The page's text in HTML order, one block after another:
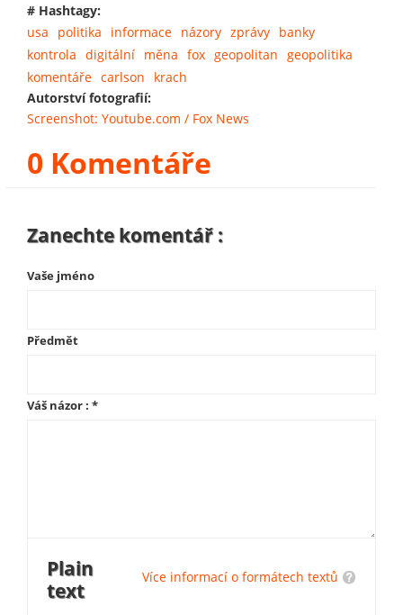
# Hashtagy:
usa
politika informace názory zprávy banky
kontrola digitální měna fox geopolitan geopolitika
komentáře carlson
krach
Autorství fotografií:
Screenshot: Youtube.com / Fox News
0 Komentáře
Zanechte komentář :
Vaše jméno
Předmět
Váš názor : *
Více informací o formátech textů
Plain
text